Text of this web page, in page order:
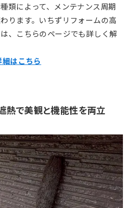
類によって、メンテナンス周期
ります。いちずリフォームの高
、こちらのページでも詳しく解
はこちら
熱で美観と機能性を両立